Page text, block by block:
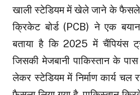
खाली स्टेडियम में खेले जाने के फैसले
क्रिकेट बोर्ड (PCB) ने एक
बताया है कि 2025 में चैंपियंस
जिसकी मेजबानी पाकिस्तान के
लेकर स्टेडियम में निर्माण कार्य चल